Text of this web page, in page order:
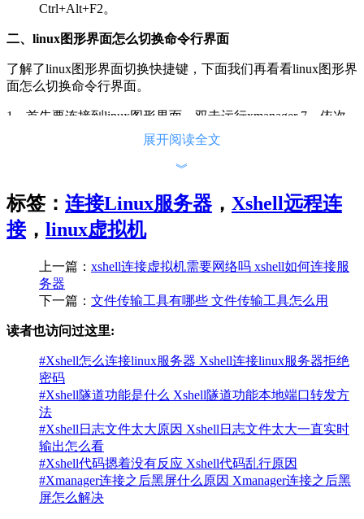
Ctrl+Alt+F2。
二、linux图形界面怎么切换命令行界面
了解了linux图形界面切换快捷键 ，下面我们再看看linux图形界
面怎么切换命令行界面。
1、首先要连接到linux图形界面。双击运行xmanager 7，依次
点击文件、新建、Xstart会话，会弹出对话框。
2、在会话属性中输入主机ip，登录服务器所需要的用户名和
密码。这里的用户信息最好是填root用户的，因为root用户权
限最高，执行其他命令更方便。接着在执行命令下方的文本框
展开阅读全文
︾
标签： 连接Linux服务器， Xshell远程连
接， linux虚拟机
上一篇： xshell连接虚拟机需要网络吗 xshell如何连接服
务器
下一篇： 文件传输工具有哪些 文件传输工具怎么用
读者也访问过这里:
#Xshell怎么连接linux服务器 Xshell连接linux服务器拒绝
密码
#Xshell隧道功能是什么 Xshell隧道功能本地端口转发方
法
#Xshell日志文件太大原因 Xshell日志文件太大一直实时
输出怎么看
#Xshell代码摁着没有反应 Xshell代码乱行原因
#Xmanager连接之后黑屏什么原因 Xmanager连接之后黑
屏怎么解决